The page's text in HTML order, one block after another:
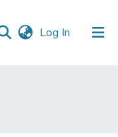
Log In (current)